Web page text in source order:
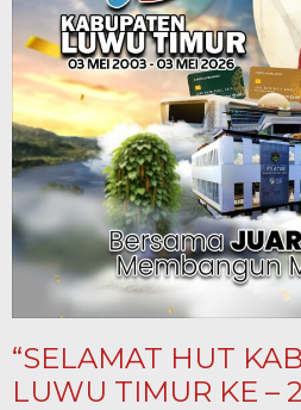
“SELAMAT HUT
LUWU TIMUR KE –